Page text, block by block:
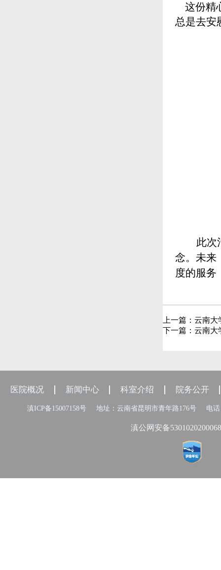
这份精
总是去安
此次
念。未来
度的服务
上一篇： 云南大
下一篇： 云南大
医院概况 新闻中心 科室介绍 院务公开
滇ICP备15007158号 地址：云南省昆明市青年路176号 电话
滇公网安备